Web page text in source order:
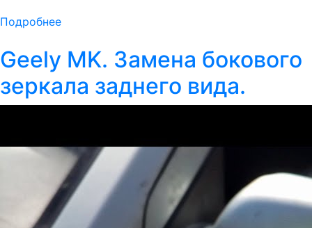
Подробнее
Geely MK. Замена бокового
зеркала заднего вида.